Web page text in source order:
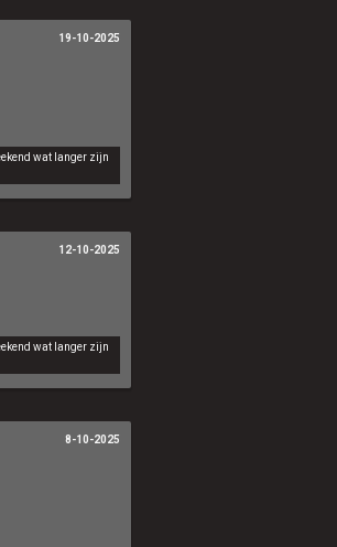
wat langer zijn
19-10-2025
wat langer zijn
12-10-2025
8-10-2025